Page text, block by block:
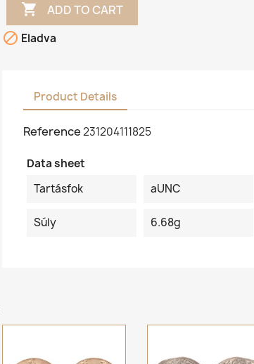
 ADD TO CART
 Eladva
Product Details
Reference231204111825
Data sheet
Tartásfok
aUNC
Súly 6.68g